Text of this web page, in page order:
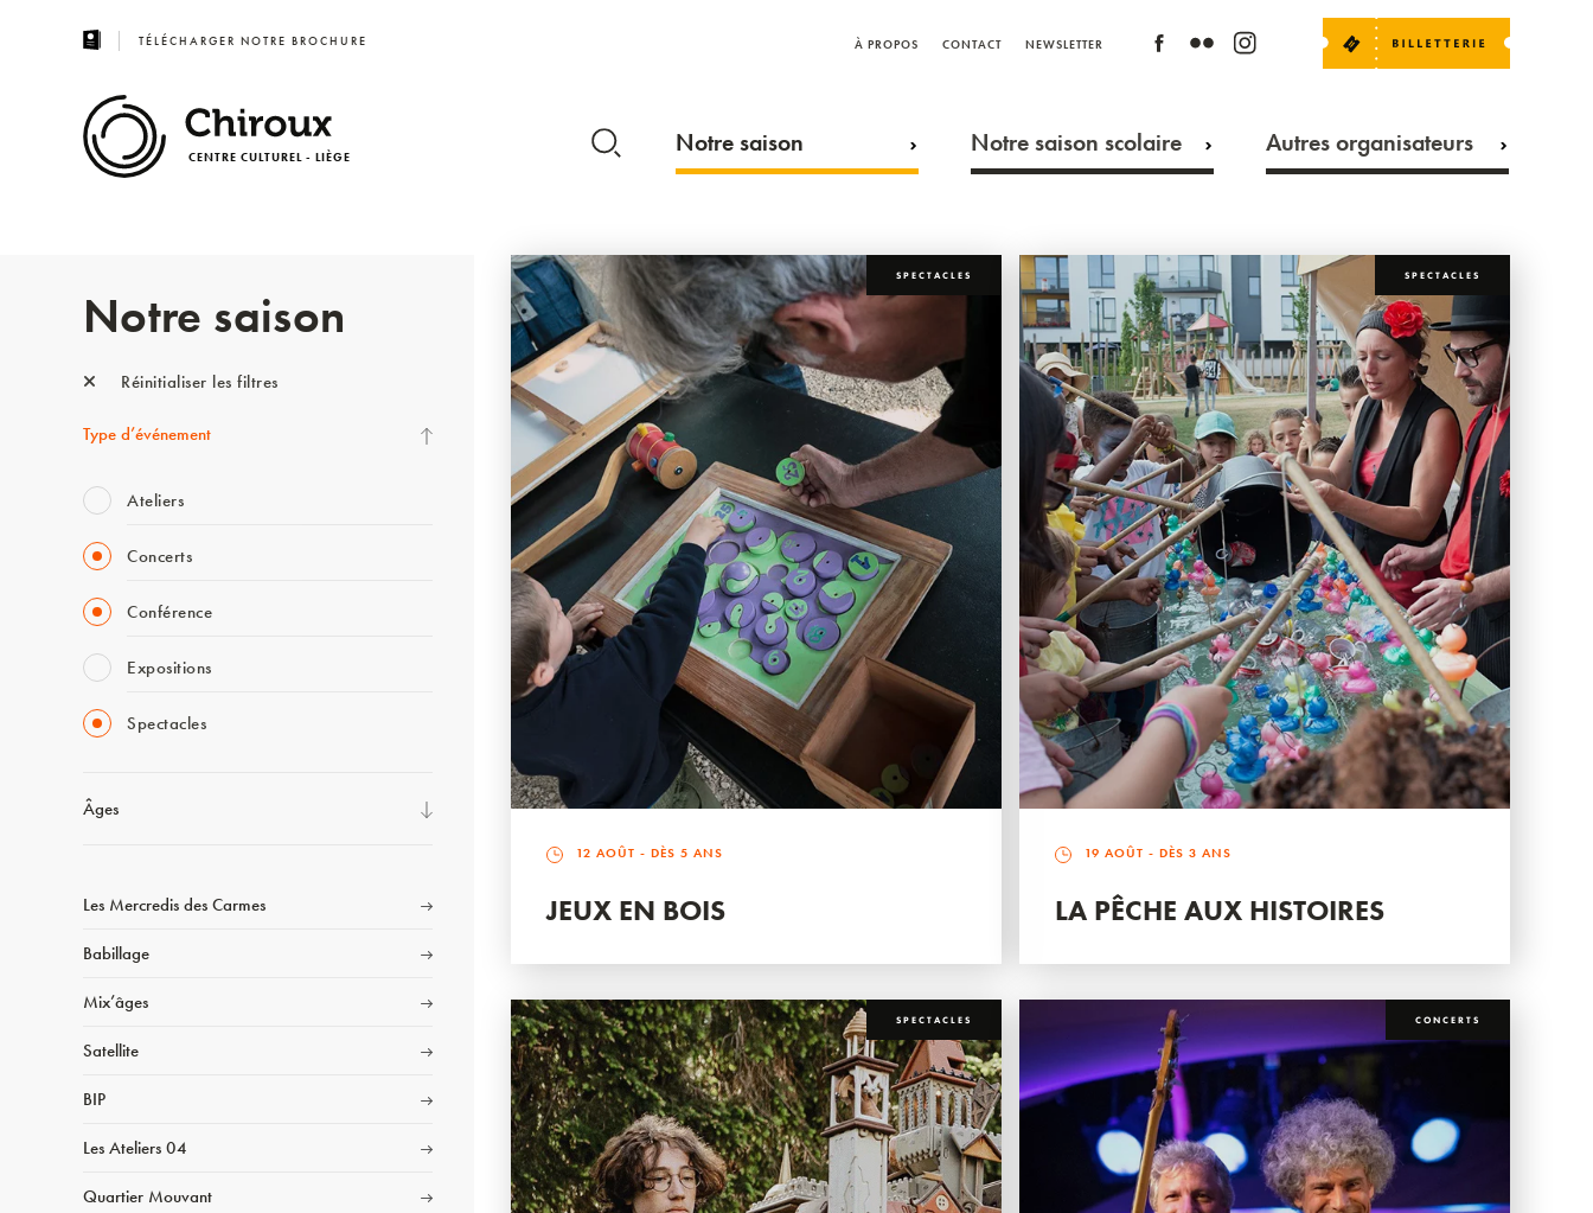
TÉLÉCHARGER NOTRE BROCHURE À PROPOS CONTACT NEWSLETTER
CENTRE CULTUREL - LIÈGE Notre saison Notre saison scolaire Autres organisateurs
Notre saison
Réinitialiser les filtres
Type d’événement
Ateliers
Concerts
Conférence
Expositions
Spectacles
Âges
Les Mercredis des Carmes
Babillage
Mix’âges
Satellite
BIP
Les Ateliers 04
Quartier Mouvant
SPECTACLES
12 AOÛT - DÈS 5 ANS
JEUX EN BOIS
SPECTACLES
19 AOÛT - DÈS 3 ANS
LA PÊCHE AUX HISTOIRES
SPECTACLES CONCERTS